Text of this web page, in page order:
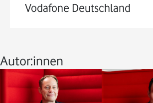
Vodafone Deutschland
Autor:innen